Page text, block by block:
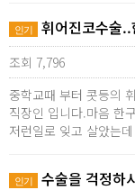
인기 휘어진코수술..
조회 7,796
중학교때 부터 콧등의
직장인 입니다.마음 한
저런일로 잊고 살았는
인기 수술을 걱정하